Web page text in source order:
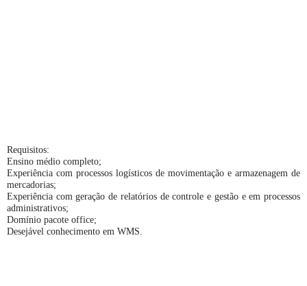
Requisitos:
Ensino médio completo;
Experiência com processos logísticos de movimentação e armazenagem de
mercadorias;
Experiência com geração de relatórios de controle e gestão e em processos
administrativos;
Domínio pacote office;
Desejável conhecimento em WMS.